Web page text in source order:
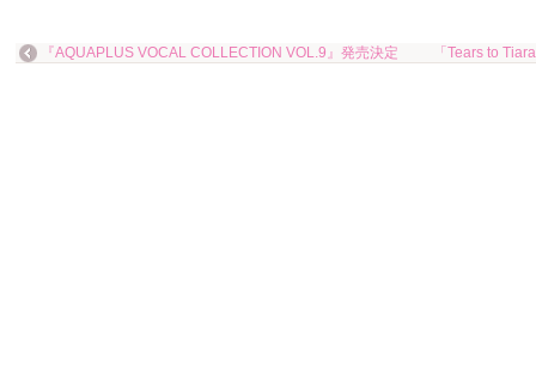
『AQUAPLUS VOCAL COLLECTION VOL.9』発売決定 「Tears to